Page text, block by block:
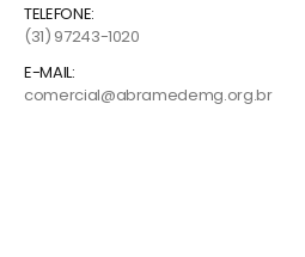
TELEFONE:
(31) 97243-1020
E-MAIL:
comercial@abramedemg.org.br